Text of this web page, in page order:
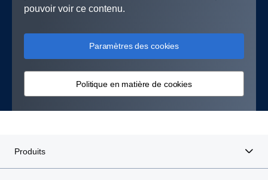
pouvoir voir ce contenu.
Paramètres des cookies
Politique en matière de cookies
Produits